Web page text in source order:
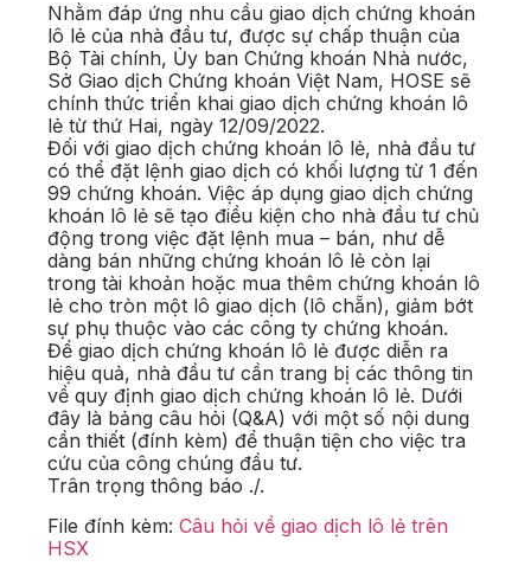
Nhằm đáp ứng nhu cầu giao dịch chứng khoán
lô lẻ của nhà đầu tư, được sự chấp thuận của
Bộ Tài chính, Ủy ban Chứng khoán Nhà nước,
Sở Giao dịch Chứng khoán Việt Nam, HOSE sẽ
chính thức triển khai giao dịch chứng khoán lô
lẻ từ thứ Hai, ngày 12/09/2022.
Đối với giao dịch chứng khoán lô lẻ, nhà đầu tư
có thể đặt lệnh giao dịch có khối lượng từ 1 đến
99 chứng khoán. Việc áp dụng giao dịch chứng
khoán lô lẻ sẽ tạo điều kiện cho nhà đầu tư chủ
động trong việc đặt lệnh mua – bán, như dễ
dàng bán những chứng khoán lô lẻ còn lại
trong tài khoản hoặc mua thêm chứng khoán lô
lẻ cho tròn một lô giao dịch (lô chẵn), giảm bớt
sự phụ thuộc vào các công ty chứng khoán.
Để giao dịch chứng khoán lô lẻ được diễn ra
hiệu quả, nhà đầu tư cần trang bị các thông tin
về quy định giao dịch chứng khoán lô lẻ. Dưới
đây là bảng câu hỏi (Q&A) với một số nội dung
cần thiết (đính kèm) để thuận tiện cho việc tra
cứu của công chúng đầu tư.
Trân trọng thông báo ./.
File đính kèm: Câu hỏi về giao dịch lô lẻ trên
HSX